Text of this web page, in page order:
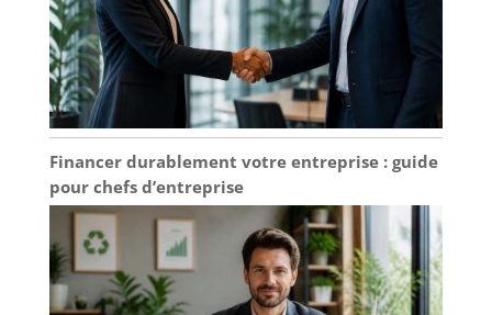
Financer durablement votre entreprise : guide
pour chefs d’entreprise